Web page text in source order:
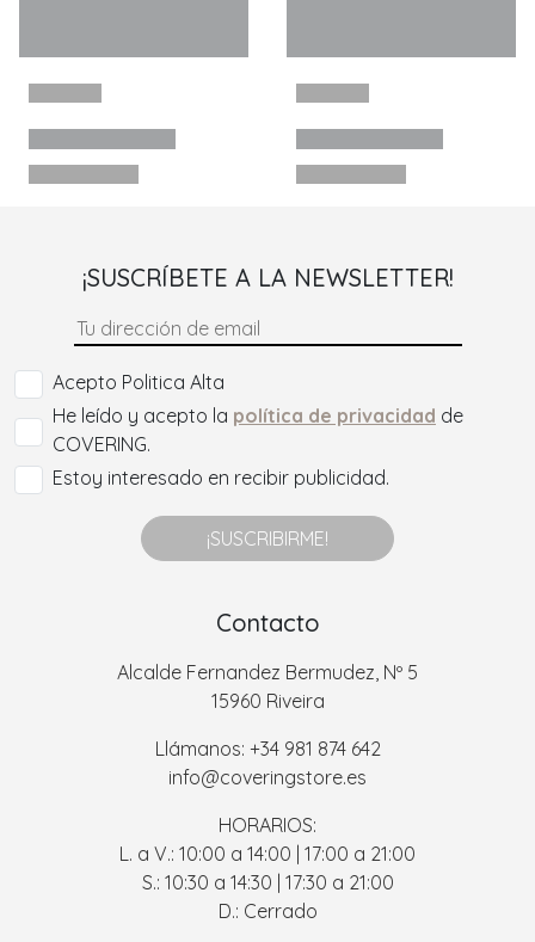
¡SUSCRÍBETE A LA NEWSLETTER!
Acepto Politica Alta
He leído y acepto la política de privacidad de
COVERING.
Estoy interesado en recibir publicidad.
¡SUSCRIBIRME!
Contacto
Alcalde Fernandez Bermudez, Nº 5
15960 Riveira
Llámanos: +34 981 874 642
info@coveringstore.es
HORARIOS:
L. a V.: 10:00 a 14:00 | 17:00 a 21:00
S.: 10:30 a 14:30 | 17:30 a 21:00
D.: Cerrado